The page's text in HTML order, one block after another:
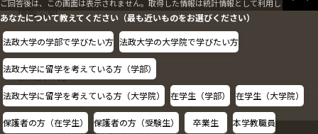
情報公開
採用情報
教職員の方へ
ご回答後は、この画面は表示されません。取得した情報は統計情報として利用します。
あなたについて教えてください（最も近いものをお選びください）
法政大学の学部で学びたい方 法政大学の大学院で学びたい方
法政大学に留学を考えている方（学部）
法政大学に留学を考えている方（大学院） 在学生（学部） 在学生（大学院）
保護者の方（在学生） 保護者の方（受験生） 卒業生 本学教職員